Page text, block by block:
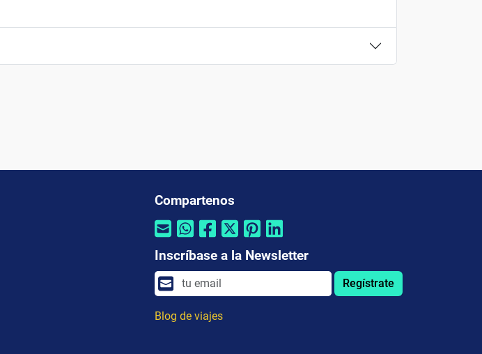
Compartenos
Inscríbase a la Newsletter
Regístrate
Blog de viajes